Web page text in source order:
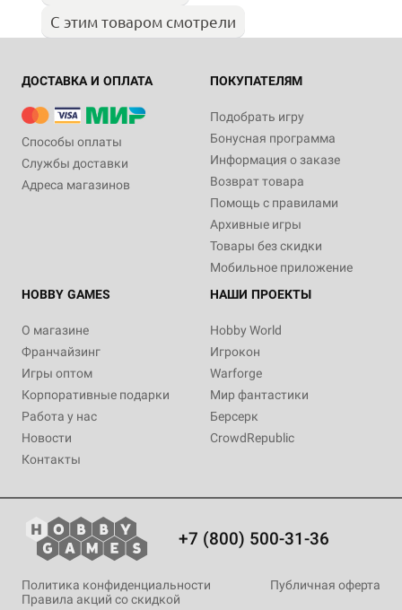
С этим товаром смотрели
ДОСТАВКА И ОПЛАТА
Способы оплаты
Службы доставки
Адреса магазинов
ПОКУПАТЕЛЯМ
Подобрать игру
Бонусная программа
Информация о заказе
Возврат товара
Помощь с правилами
Архивные игры
Товары без скидки
Мобильное приложение
HOBBY GAMES
О магазине
Франчайзинг
Игры оптом
Корпоративные подарки
Работа у нас
Новости
Контакты
НАШИ ПРОЕКТЫ
Hobby World
Игрокон
Warforge
Мир фантастики
Берсерк
CrowdRepublic
+7 (800) 500-31-36
Политика конфиденциальности
Публичная оферта
Правила акций со скидкой